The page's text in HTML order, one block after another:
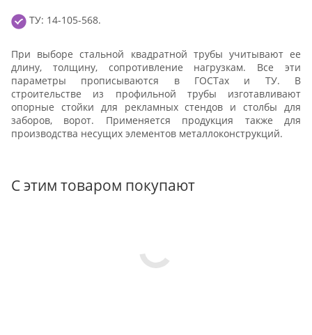
ТУ: 14-105-568.
При выборе стальной квадратной трубы учитывают ее
длину, толщину, сопротивление нагрузкам. Все эти
параметры прописываются в ГОСТах и ТУ. В
строительстве из профильной трубы изготавливают
опорные стойки для рекламных стендов и столбы для
заборов, ворот. Применяется продукция также для
производства несущих элементов металлоконструкций.
С этим товаром покупают